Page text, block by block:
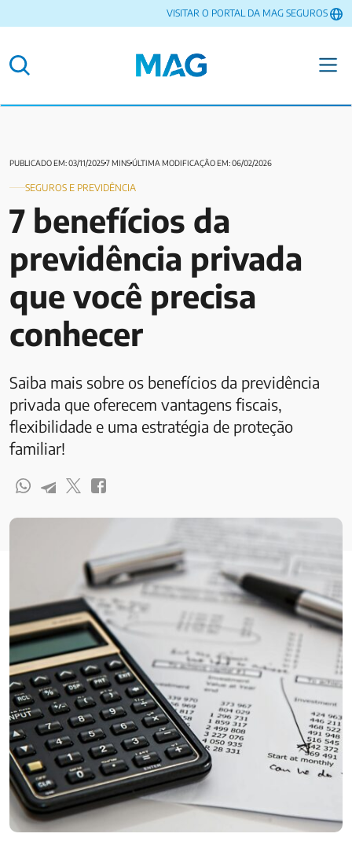
VISITAR O PORTAL DA MAG SEGUROS
PUBLICADO EM: 03/11/20257 MINSÚLTIMA MODIFICAÇÃO EM: 06/02/2026
SEGUROS E PREVIDÊNCIA
7 benefícios da
previdência privada
que você precisa
conhecer
Saiba mais sobre os benefícios da previdência
privada que oferecem vantagens fiscais,
flexibilidade e uma estratégia de proteção
familiar!